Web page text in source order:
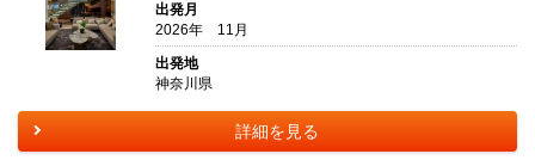
出発月
2026年 11月
出発地
神奈川県
詳細を見る